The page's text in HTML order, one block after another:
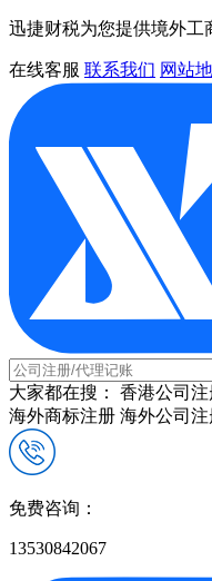
迅捷财税为您提供境外工
在线客服 联系我们 网站
大家都在搜： 香港公司
海外商标注册 海外公司注
免费咨询：
13530842067